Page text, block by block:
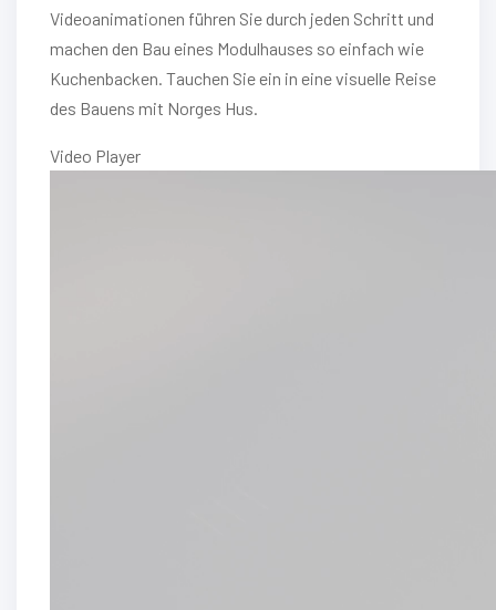
Videoanimationen führen Sie durch jeden Schritt und
machen den Bau eines Modulhauses so einfach wie
Kuchenbacken. Tauchen Sie ein in eine visuelle Reise
des Bauens mit Norges Hus.
Video Player